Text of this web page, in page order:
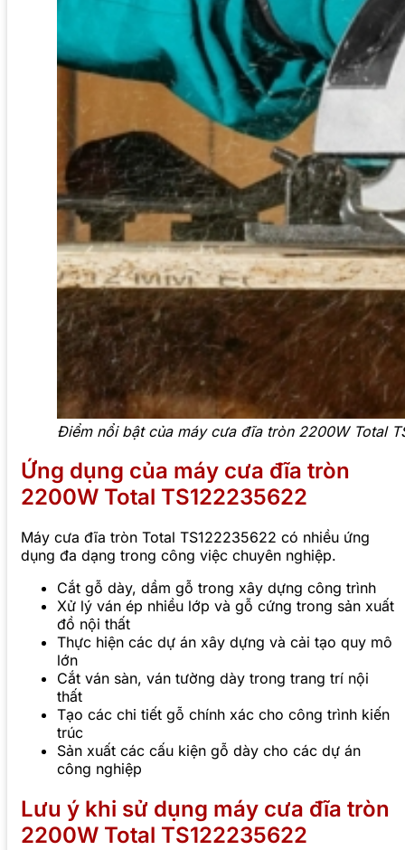
Điểm nổi bật của máy cưa đĩa tròn 2200W Total
Ứng dụng của máy cưa đĩa tròn
2200W Total TS122235622
Máy cưa đĩa tròn Total TS122235622 có nhiều ứng
dụng đa dạng trong công việc chuyên nghiệp.
Cắt gỗ dày, dầm gỗ trong xây dựng công trình
Xử lý ván ép nhiều lớp và gỗ cứng trong sản xuất
đồ nội thất
Thực hiện các dự án xây dựng và cải tạo quy mô
lớn
Cắt ván sàn, ván tường dày trong trang trí nội
thất
Tạo các chi tiết gỗ chính xác cho công trình kiến
trúc
Sản xuất các cấu kiện gỗ dày cho các dự án
công nghiệp
Lưu ý khi sử dụng máy cưa đĩa tròn
2200W Total TS122235622